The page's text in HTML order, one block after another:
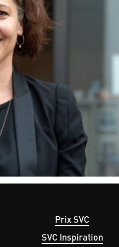
Hauptnavigation
Prix SVC
SVC Inspiration